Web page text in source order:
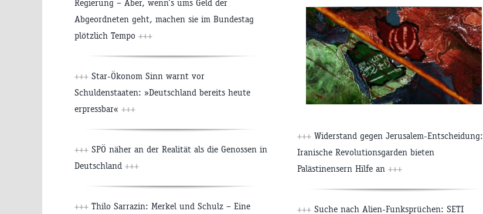
Regierung – Aber, wenn’s ums Geld der
Abgeordneten geht, machen sie im Bundestag
plötzlich Tempo +++
+++ Star-Ökonom Sinn warnt vor
Schuldenstaaten: »Deutschland bereits heute
erpressbar« +++
+++ SPÖ näher an der Realität als die Genossen in
Deutschland +++
+++ Thilo Sarrazin: Merkel und Schulz – Eine
+++ Widerstand gegen Jerusalem-Entscheidung:
Iranische Revolutionsgarden bieten
Palästinensern Hilfe an +++
+++ Suche nach Alien-Funksprüchen: SETI